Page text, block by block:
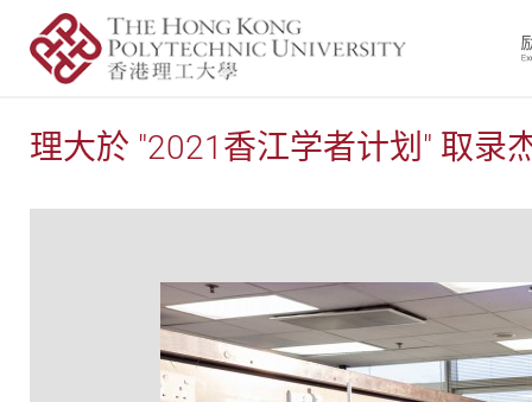
理大於 "2021香江学者计划" 取录